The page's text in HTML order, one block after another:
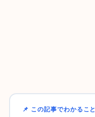
📌 この記事でわかること